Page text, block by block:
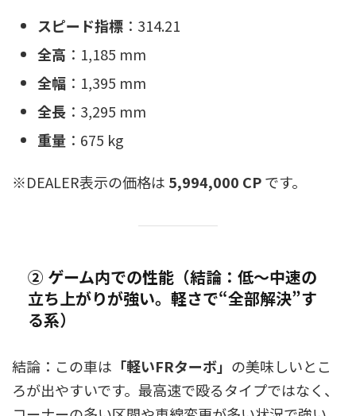
スピード指標 ：314.21
全高 ：1,185 mm
全幅 ：1,395 mm
全長 ：3,295 mm
重量 ：675 kg
※DEALER表示の価格は 5,994,000 CPです。
② ゲーム内での性能（結論：低〜中速の
立ち上がりが強い。軽さで“全部解決”す
る系）
結論：この車は 「軽いFRターボ」 の美味しいとこ
ろが出やすいです。最高速で殴るタイプではなく、